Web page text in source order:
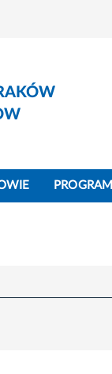
PROGRAM